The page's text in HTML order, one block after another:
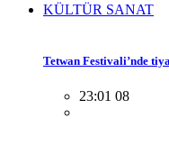
KÜLTÜR SANAT
Tetwan Festivali’nde
23:01 08